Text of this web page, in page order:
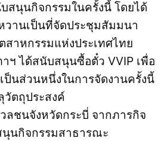
สนุนกิจกรรมในครั้งนี้ โดยได้
วานเป็นที่จัดประชุมสัมมนา
สาหกรรมแห่งประเทศไทย
ฯ ได้สนับสนุนซื้อตั๋ว VVIP เพื่อ
ป็นส่วนหนึ่งในการจัดงานครั้งนี้
วัตถุประสงค์
ลชนจังหวัดกระบี่ จากภารกิจ
นกิจกรรมสาธารณะ